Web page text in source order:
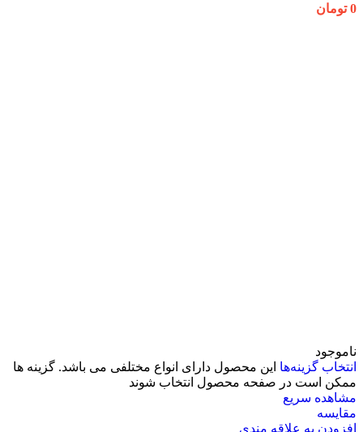
0 تومان
ناموجود
انتخاب گزینه‌ها این محصول دارای انواع مختلفی می باشد. گزینه ها
ممکن است در صفحه محصول انتخاب شوند
مشاهده سریع
مقایسه
افزودن به علاقه مندی